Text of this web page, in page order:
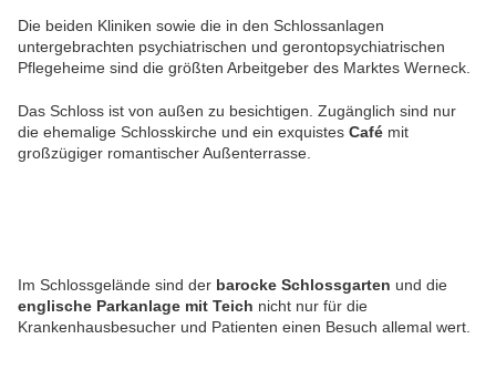
Die beiden Kliniken sowie die in den Schlossanlagen
untergebrachten psychiatrischen und gerontopsychiatrischen
Pflegeheime sind die größten Arbeitgeber des Marktes Werneck.
Das Schloss ist von außen zu besichtigen. Zugänglich sind nur
die ehemalige Schlosskirche und ein exquistes Café mit
großzügiger romantischer Außenterrasse.
Im Schlossgelände sind der barocke Schlossgarten und die
englische Parkanlage mit Teich nicht nur für die
Krankenhausbesucher und Patienten einen Besuch allemal wert.